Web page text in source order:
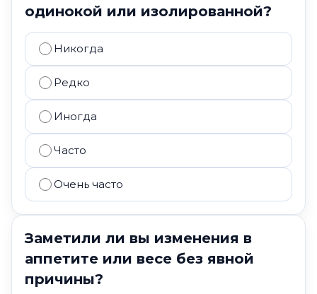
одинокой или изолированной?
Никогда
Редко
Иногда
Часто
Очень часто
Заметили ли вы изменения в
аппетите или весе без явной
причины?